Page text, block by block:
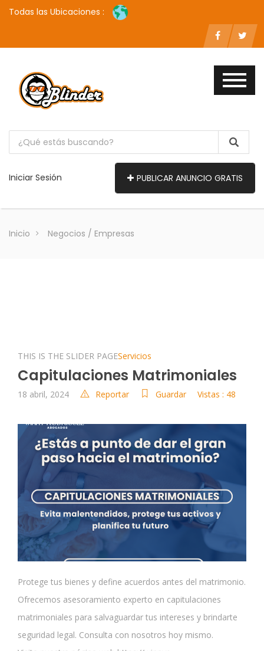
Todas las Ubicaciones :
Iniciar Sesión PUBLICAR ANUNCIO GRATIS
Inicio Negocios / Empresas
THIS IS THE SLIDER PAGEServicios
Capitulaciones Matrimoniales
18 abril, 2024 Reportar Guardar Vistas : 48
Protege tus bienes y define acuerdos antes del matrimonio.
Ofrecemos asesoramiento experto en capitulaciones
matrimoniales para salvaguardar tus intereses y brindarte
seguridad legal. Consulta con nosotros hoy mismo.